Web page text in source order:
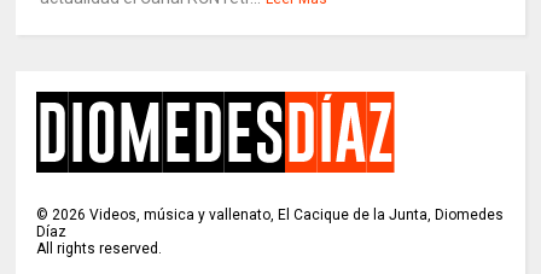
© 2026 Videos, música y vallenato, El Cacique de la Junta, Diomedes
Díaz
All rights reserved.